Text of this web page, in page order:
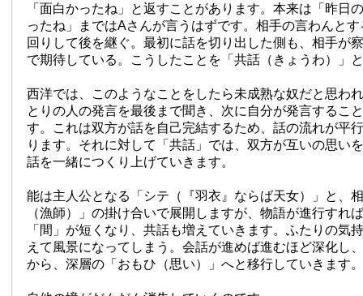
「面白かったね」と返すことがあります。本来は「昨日
ったね」まではAさんが言うはずです。相手の言わんと
回りして後を継ぐ。最初に話を切り出した側も、相手が
で期待している。こうしたことを「共話（きょうわ）」
西洋では、このようなことをしたら未成熟な奴だと思わ
とりの人の発言を最後まで聞き、次に自分が発言するこ
す。これは双方が話を自己完結するため、話の流れが平
ります。それに対して「共話」では、双方が互いの思い
話を一緒につくり上げていきます。
能は主人公となる「シテ（『羽衣』ならば天女）」と、
（漁師）」の掛け合いで展開しますが、物語が進行すれ
「間」が短くなり、共話も増えていきます。ふたりの気
えて風景になってしまう。会話が進めば進むほど深化し
から、深層の「おもひ（思い）」へと移行していきます。